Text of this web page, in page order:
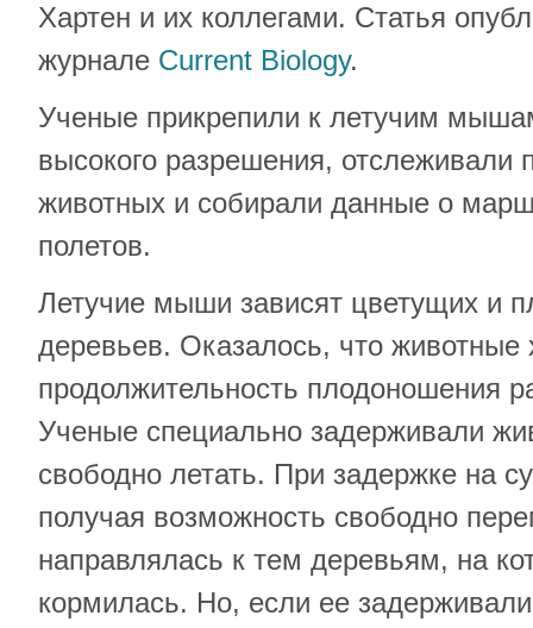
Хартен и их коллегами. Статья
журнале Current Biology.
Ученые прикрепили к летучим
высокого разрешения, отслеживали
животных и собирали данные о
полетов.
Летучие мыши зависят цветущих и
деревьев. Оказалось, что животные
продолжительность плодоношения
Ученые специально задерживали
свободно летать. При задержке на
получая возможность свободно
направлялась к тем деревьям, на
кормилась. Но, если ее